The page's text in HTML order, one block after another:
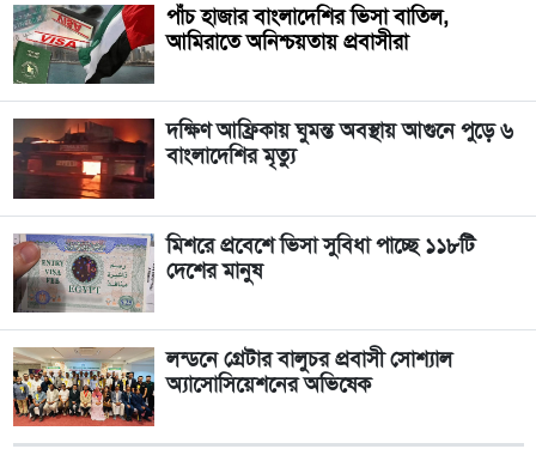
পাঁচ হাজার বাংলাদেশির ভিসা বাতিল,
আমিরাতে অনিশ্চয়তায় প্রবাসীরা
দক্ষিণ আফ্রিকায় ঘুমন্ত অবস্থায় আগুনে পুড়ে ৬
বাংলাদেশির মৃত্যু
মিশরে প্রবেশে ভিসা সুবিধা পাচ্ছে ১১৮টি
দেশের মানুষ
লন্ডনে গ্রেটার বালুচর প্রবাসী সোশ্যাল
অ্যাসোসিয়েশনের অভিষেক